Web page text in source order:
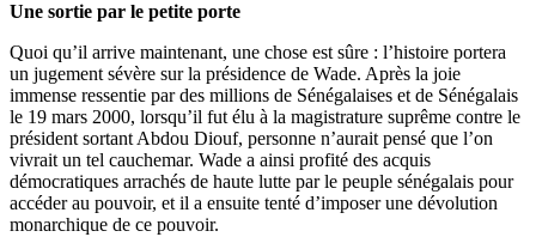
Une sortie par le petite porte
Quoi qu’il arrive maintenant, une chose est sûre : l’histoire portera
un jugement sévère sur la présidence de Wade. Après la joie
immense ressentie par des millions de Sénégalaises et de Sénégalais
le 19 mars 2000, lorsqu’il fut élu à la magistrature suprême contre le
président sortant Abdou Diouf, personne n’aurait pensé que l’on
vivrait un tel cauchemar. Wade a ainsi profité des acquis
démocratiques arrachés de haute lutte par le peuple sénégalais pour
accéder au pouvoir, et il a ensuite tenté d’imposer une dévolution
monarchique de ce pouvoir.